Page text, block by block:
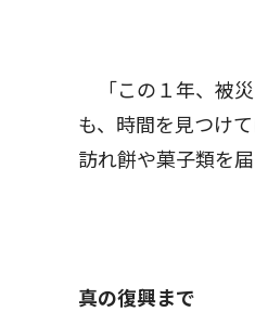
「この１年、被災
も、時間を見つけ
訪れ餅や菓子類を
真の復興まで